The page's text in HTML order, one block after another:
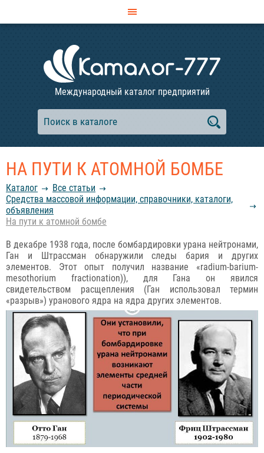
Международный каталог предприятий
НА ПУТИ К АТОМНОЙ БОМБЕ
Каталог
Все статьи
Средства массовой информации, справочники, каталоги,
объявления
На пути к атомной бомбе
В декабре 1938 года, после бомбардировки урана нейтронами,
Ган и Штрассман обнаружили следы бария и других
элементов. Этот опыт получил название «radium-barium-
mesothorium fractionation)), для Гана он явился
свидетельством расщепления (Ган использовал термин
«разрыв») уранового ядра на ядра других элементов.